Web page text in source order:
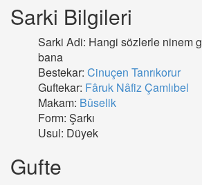
Sarki Bilgileri
Sarki Adi: Hangi sözlerle ninem
bana
Bestekar: Cinuçen Tanrıkorur
Guftekar: Fâruk Nâfiz Çamlıbel
Makam: Bûselik
Form: Şarkı
Usul: Düyek
Gufte